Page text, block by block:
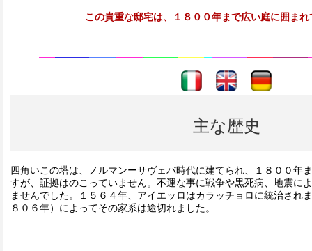
この貴重な邸宅は、１８００年まで広い庭に囲ま
主な歴史
四角いこの塔は、ノルマンーサヴェバ時代に建てられ、１８００年
すが、証拠はのこっていません。不運な事に戦争や黒死病、地震に
ませんでした。１５６４年、アイエッロはカラッチョロに統治され
８０６年）によってその家系は途切れました。